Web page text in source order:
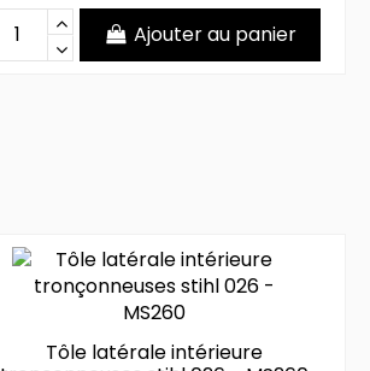
Ajouter au panier
Tôle latérale intérieure